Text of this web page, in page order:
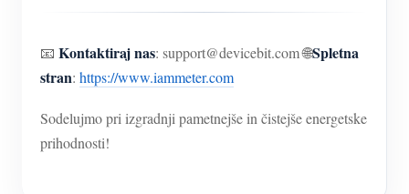
📧 Kontaktiraj nas: support@devicebit.com 🌐Spletna
stran: https://www.iammeter.com
Sodelujmo pri izgradnji pametnejše in čistejše energetske
prihodnosti!